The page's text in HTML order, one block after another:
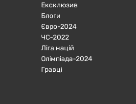
Ексклюзив
Блоги
Євро-2024
ЧC-2022
Ліга націй
Олімпіада-2024
Гравці